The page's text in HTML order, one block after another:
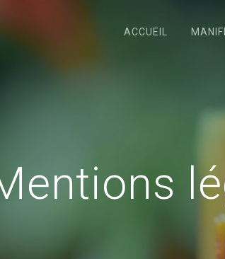
ACCUEIL